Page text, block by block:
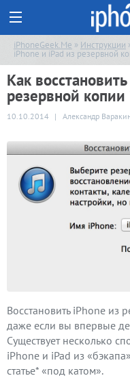
iPhoneGeek.Me » Инструкции
iPhone и iPad из резервной
Как
резервной
10.10.2014 | Александр
Восстановить iPhone из
даже если вы впервые
Существует несколько
iPhone и iPad из
статье* «под катом».